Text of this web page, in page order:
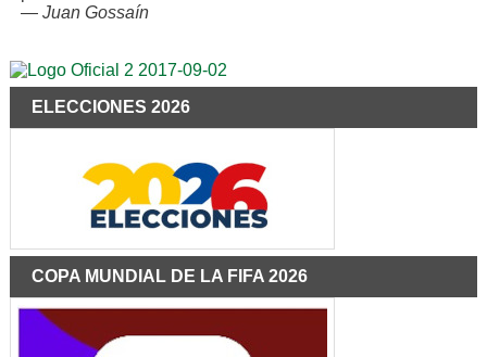
— Juan Gossaín
ELECCIONES 2026
COPA MUNDIAL DE LA FIFA 2026